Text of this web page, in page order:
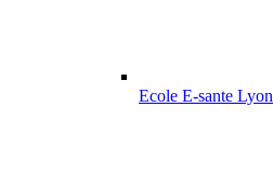
Ecole E-sante Lyon